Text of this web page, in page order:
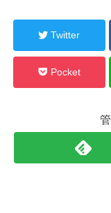
Twitter
Pocket